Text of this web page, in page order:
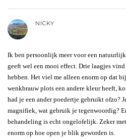
NICKY
Ik ben persoonlijk meer voor een natuurlijk
geeft wel een mooi effect. Drie laagjes
hebben. Het viel me alleen enorm op dat
wenkbrauw plots een andere kleur heeft,
had je een ander poedertje gebruikt ofzo?
magnifiek, wat gebruik je tegenwoordig?
behandeling is echt ongelofelijk. Zeker
enorm op hoe open je blik geworden is.